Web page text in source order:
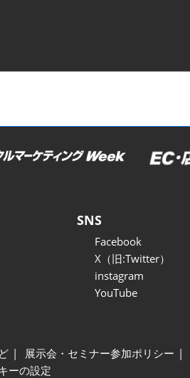
SNS
Facebook
X（旧:Twitter）
instagram
YouTube
展示会・セミナー参加ポリシー
ーの設定